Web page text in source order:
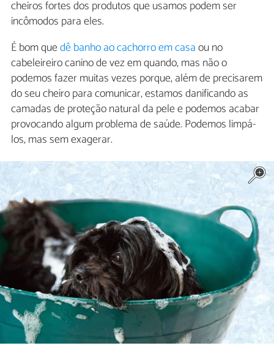
cheiros fortes dos produtos que usamos podem ser
incômodos para eles.
É bom quedê banho ao cachorro em casaou no
cabeleireiro canino de vez em quando, mas não o
podemos fazer muitas vezes porque, além de precisarem
do seu cheiro para comunicar, estamos danificando as
camadas de proteção natural da pele e podemos acabar
provocando algum problema de saúde. Podemos limpá-
los, mas sem exagerar.